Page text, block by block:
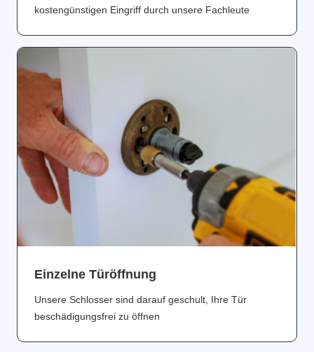
kostengünstigen Eingriff durch unsere Fachleute
Einzelne Türöffnung
Unsere Schlosser sind darauf geschult, Ihre Tür
beschädigungsfrei zu öffnen